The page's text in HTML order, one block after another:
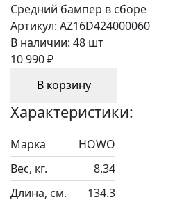
Средний бампер в сборе
Артикул: AZ16D424000060
В наличии: 48 шт
10 990 ₽
В корзину
Характеристики:
Марка
HOWO
Вес, кг.
8.34
Длина, см.
134.3